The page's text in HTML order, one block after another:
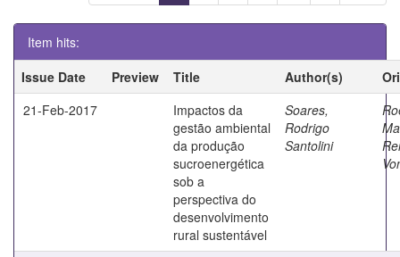
Item hits:
Issue Date
Preview Title Author(s)
21-Feb-2017
Impactos da
gestão ambiental
da produção
sucroenergética
sob a
perspectiva do
desenvolvimento
rural sustentável
Soares,
Rodrigo
Santolini